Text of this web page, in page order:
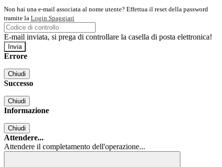
Non hai una e-mail associata al nome utente? Effettua il reset della password
tramite la Login Spaggiari
E-mail inviata, si prega di controllare la casella di posta elettronica!
Errore
Chiudi
Successo
Chiudi
Informazione
Chiudi
Attendere...
Attendere il completamento dell'operazione...